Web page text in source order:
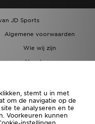
JD Sports
Algemene voorwaarden
Wie wij zijn
Vacatures
stemt u in met
om de navigatie op de
te analyseren en te
Voorkeuren kunnen